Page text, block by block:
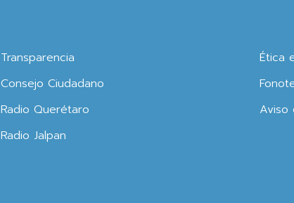
Transparencia
Consejo Ciudadano
Radio Querétaro
Radio Jalpan
Ética
Aviso